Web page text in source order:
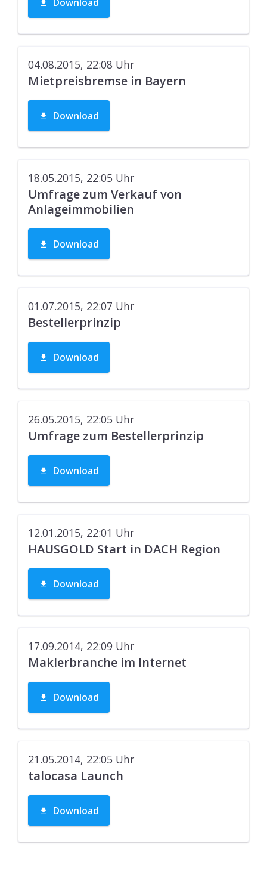
04.08.2015, 22:08 Uhr
Mietpreisbremse in Bayern
Download
18.05.2015, 22:05 Uhr
Umfrage zum Verkauf von
Anlageimmobilien
Download
01.07.2015, 22:07 Uhr
Bestellerprinzip
Download
26.05.2015, 22:05 Uhr
Umfrage zum Bestellerprinzip
Download
12.01.2015, 22:01 Uhr
HAUSGOLD Start in DACH Region
Download
17.09.2014, 22:09 Uhr
Maklerbranche im Internet
Download
21.05.2014, 22:05 Uhr
talocasa Launch
Download